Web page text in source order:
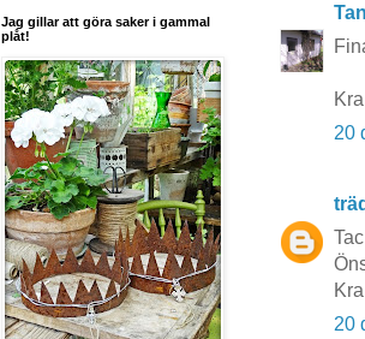
20
20
Jag gillar att göra saker i gammal
plåt!